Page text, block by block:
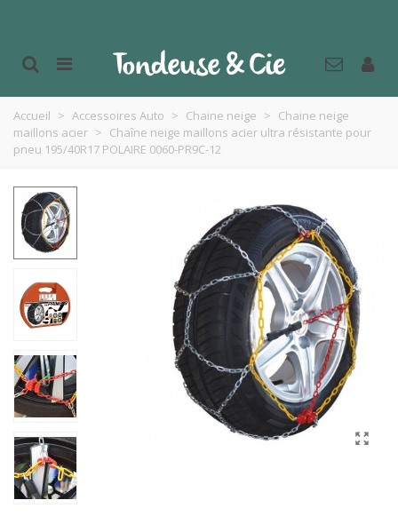
Accueil > Accessoires Auto > Chaine neige > Chaine neige
maillons acier > Chaîne neige maillons acier ultra résistante pour
pneu 195/40R17 POLAIRE 0060-PR9C-12